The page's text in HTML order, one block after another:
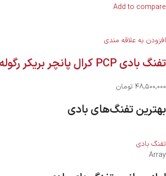
Add to compare
افزودن به علاقه مندی
تفنگ بادی PCP کرال پانچر بریکر رگوله
۴۸,۵۰۰,۰۰۰ تومان
بهترین تفنگ‌های بادی
تفنگ بادی
Array